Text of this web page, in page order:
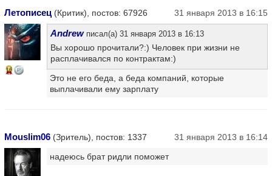
Летописец (Критик), постов: 67926 31 января 2013 в 16:15
16
Andrewписал(а) 31 января 2013 в 16:13
Вы хорошо прочитали?:) Человек при жизни не
расплачивался по контрактам:)
Это не его беда, а беда компаний, которые
выплачивали ему зарплату
Mouslim06 (Зритель), постов: 1337 31 января 2013 в 16:14
надеюсь брат ридли поможет